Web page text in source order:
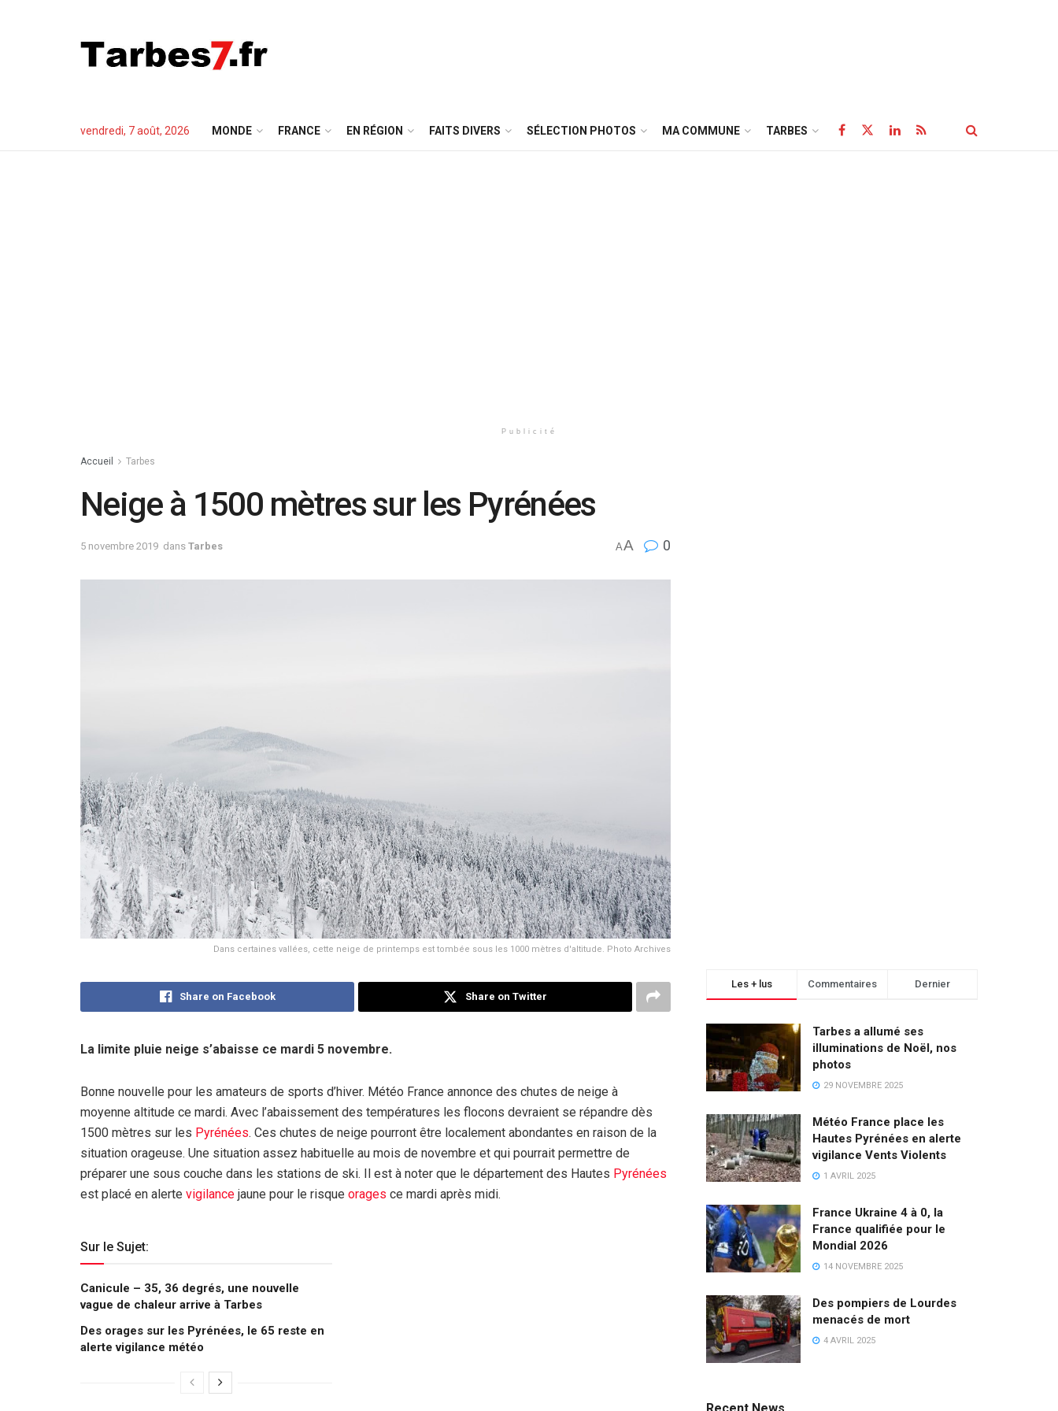
vendredi, 7 août, 2026 MONDE FRANCE EN RÉGION FAITS DIVERS SÉLECTION PHOTOS MA COMMUNE TARBES
Publicité
Accueil Tarbes
Neige à 1500 mètres sur les Pyrénées
5 novembre 2019 dans Tarbes AA 0
Dans certaines vallées, cette neige de printemps est tombée sous les 1000 mètres d'altitude. Photo Archives
Share on Facebook Share on Twitter
La limite pluie neige s’abaisse ce mardi 5 novembre.
Bonne nouvelle pour les amateurs de sports d’hiver. Météo France annonce des chutes de neige à
moyenne altitude ce mardi. Avec l’abaissement des températures les flocons devraient se répandre dès
1500 mètres sur les Pyrénées. Ces chutes de neige pourront être localement abondantes en raison de la
situation orageuse. Une situation assez habituelle au mois de novembre et qui pourrait permettre de
préparer une sous couche dans les stations de ski. Il est à noter que le département des Hautes Pyrénées
est placé en alerte vigilance jaune pour le risque orages ce mardi après midi.
Sur le Sujet:
Canicule – 35, 36 degrés, une nouvelle
vague de chaleur arrive à Tarbes
Des orages sur les Pyrénées, le 65 reste en
alerte vigilance météo
Les + lus Commentaires Dernier
Tarbes a allumé ses
illuminations de Noël, nos
photos
29 NOVEMBRE 2025
Météo France place les
Hautes Pyrénées en alerte
vigilance Vents Violents
1 AVRIL 2025
France Ukraine 4 à 0, la
France qualifiée pour le
Mondial 2026
14 NOVEMBRE 2025
Des pompiers de Lourdes
menacés de mort
4 AVRIL 2025